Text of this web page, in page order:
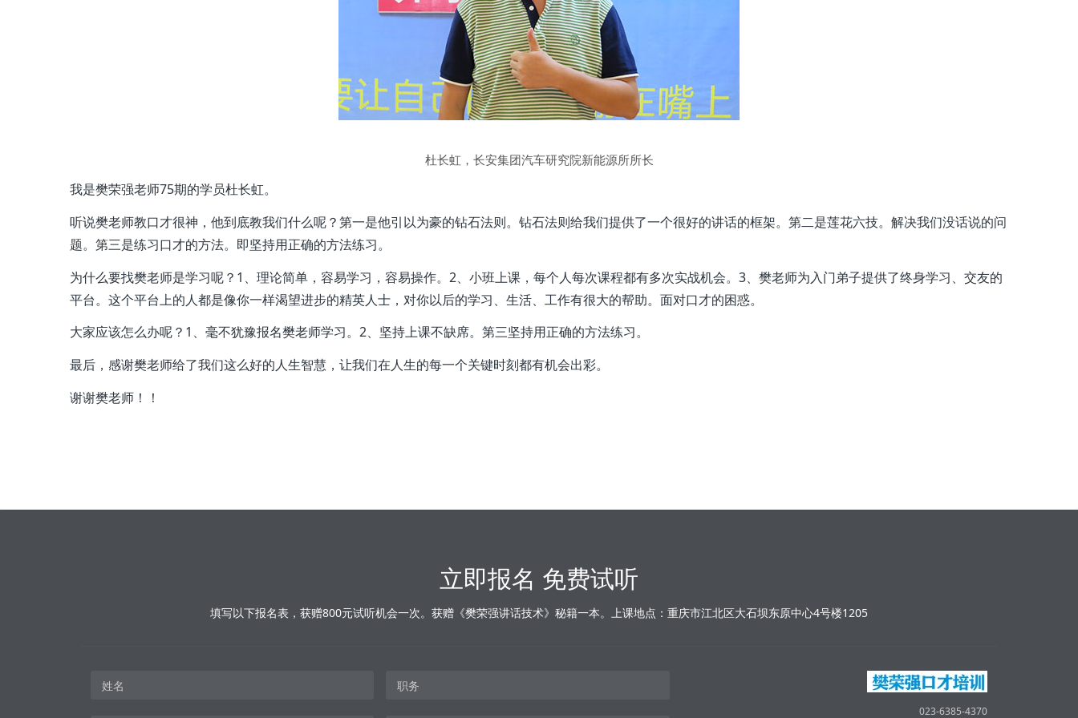
杜长虹，长安集团汽车研究院新能源所所长
我是樊荣强老师75期的学员杜长虹。
听说樊老师教口才很神，他到底教我们什么呢？第一是他引以为豪的钻石法则。钻石法则给我们提供了一个很好的讲话的框架。第二是莲花六技。解决我们没话说的问
题。第三是练习口才的方法。即坚持用正确的方法练习。
为什么要找樊老师是学习呢？1、理论简单，容易学习，容易操作。2、小班上课，每个人每次课程都有多次实战机会。3、樊老师为入门弟子提供了终身学习、交友的
平台。这个平台上的人都是像你一样渴望进步的精英人士，对你以后的学习、生活、工作有很大的帮助。面对口才的困惑。
大家应该怎么办呢？1、毫不犹豫报名樊老师学习。2、坚持上课不缺席。第三坚持用正确的方法练习。
最后，感谢樊老师给了我们这么好的人生智慧，让我们在人生的每一个关键时刻都有机会出彩。
谢谢樊老师！！
立即报名 免费试听
填写以下报名表，获赠800元试听机会一次。获赠《樊荣强讲话技术》秘籍一本。上课地点：重庆市江北区大石坝东原中心4号楼1205
023-6385-4370